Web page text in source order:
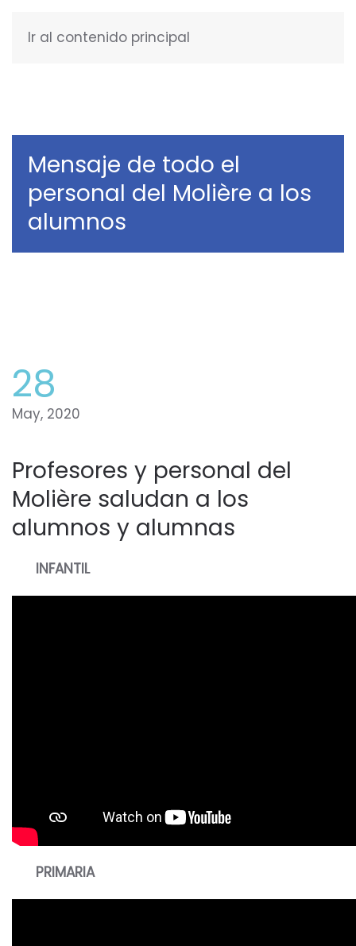
Ir al contenido principal
Mensaje de todo el
personal del Molière a los
alumnos
28
May, 2020
Profesores y personal del
Molière saludan a los
alumnos y alumnas
INFANTIL
PRIMARIA